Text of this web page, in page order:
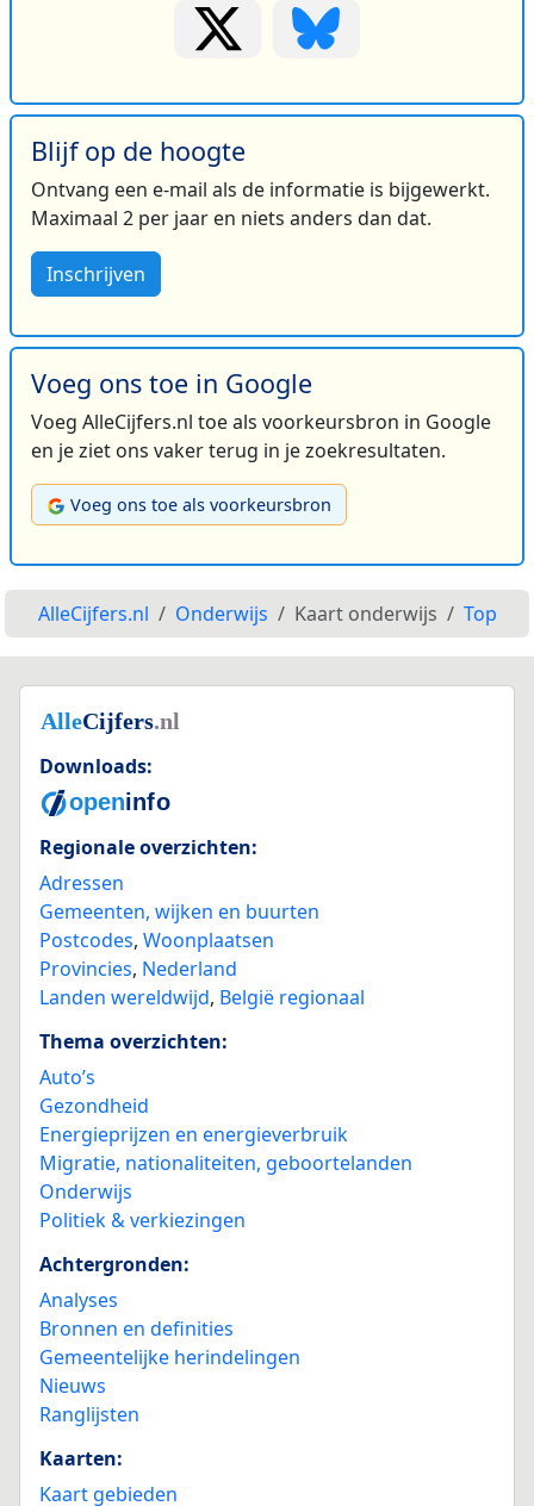
Blijf op de hoogte
Ontvang een e-mail als de informatie is bijgewerkt.
Maximaal 2 per jaar en niets anders dan dat.
Inschrijven
Voeg ons toe in Google
Voeg AlleCijfers.nl toe als voorkeursbron in Google
en je ziet ons vaker terug in je zoekresultaten.
Voeg ons toe als voorkeursbron
AlleCijfers.nl Onderwijs Kaart onderwijs Top
Downloads:
Regionale overzichten:
Adressen
Gemeenten, wijken en buurten
Postcodes, Woonplaatsen
Provincies, Nederland
Landen wereldwijd, België regionaal
Thema overzichten:
Auto’s
Gezondheid
Energieprijzen en energieverbruik
Migratie, nationaliteiten, geboortelanden
Onderwijs
Politiek & verkiezingen
Achtergronden:
Analyses
Bronnen en definities
Gemeentelijke herindelingen
Nieuws
Ranglijsten
Kaarten:
Kaart gebieden